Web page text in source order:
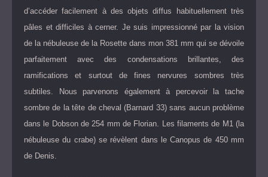
d’accéder facilement à des objets diffus habituellement très
pâles et difficiles à cerner. Je suis impressionné par la vision
de la nébuleuse de la Rosette dans mon 381 mm qui se dévoile
parfaitement avec des condensations brillantes, des
ramifications et surtout de fines nervures sombres très
subtiles. Nous parvenons également à percevoir la tache
sombre de la tête de cheval (Barnard 33) sans aucun problème
dans le Dobson de 254 mm de Florian. Les filaments de M1 (la
nébuleuse du crabe) se révèlent dans le Canopus de 450 mm
de Denis.